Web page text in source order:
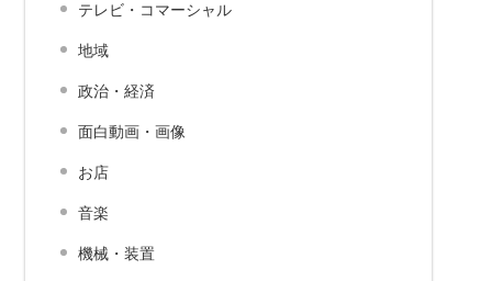
テレビ・コマーシャル
地域
政治・経済
面白動画・画像
お店
音楽
機械・装置